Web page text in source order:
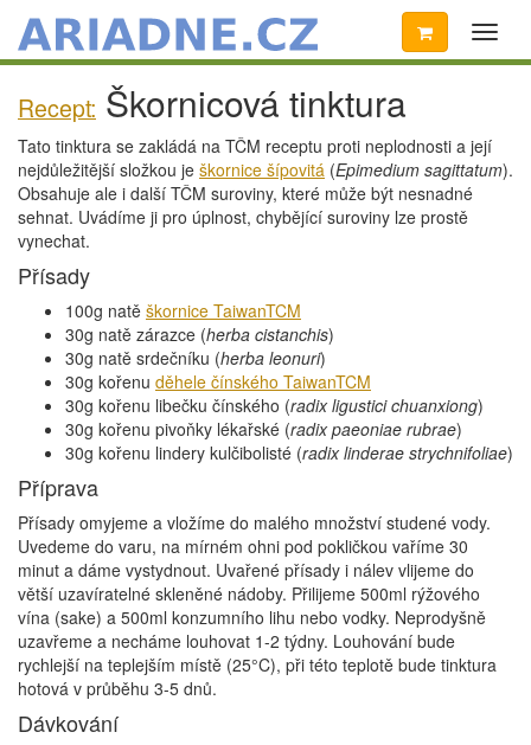
Recept: Škornicová tinktura
Tato tinktura se zakládá na TČM receptu proti neplodnosti a její
nejdůležitější složkou je škornice šípovitá (Epimedium sagittatum).
Obsahuje ale i další TČM suroviny, které může být nesnadné
sehnat. Uvádíme ji pro úplnost, chybějící suroviny lze prostě
vynechat.
Přísady
100g natě škornice TaiwanTCM
30g natě zárazce (herba cistanchis)
30g natě srdečníku (herba leonuri)
30g kořenu děhele čínského TaiwanTCM
30g kořenu libečku čínského (radix ligustici chuanxiong)
30g kořenu pivoňky lékařské (radix paeoniae rubrae)
30g kořenu lindery kulčibolisté (radix linderae strychnifoliae)
Příprava
Přísady omyjeme a vložíme do malého množství studené vody.
Uvedeme do varu, na mírném ohni pod pokličkou vaříme 30
minut a dáme vystydnout. Uvařené přísady i nálev vlijeme do
větší uzavíratelné skleněné nádoby. Přilijeme 500ml rýžového
vína (sake) a 500ml konzumního lihu nebo vodky. Neprodyšně
uzavřeme a necháme louhovat 1-2 týdny. Louhování bude
rychlejší na teplejším místě (25°C), při této teplotě bude tinktura
hotová v průběhu 3-5 dnů.
Dávkování